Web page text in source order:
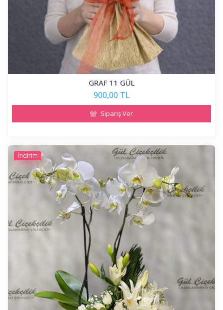
GRAF 11 GÜL
900,00 TL
Sipariş Ver
İndirim